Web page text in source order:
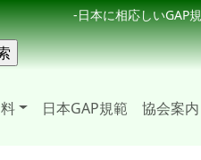
-日本に相応しいGAP
日本GAP規範 協会案内